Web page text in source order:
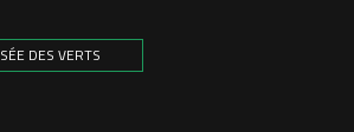
DES VERTS